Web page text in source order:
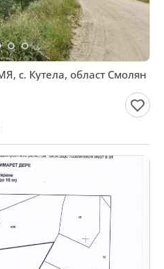
с. Кутела, област Смолян